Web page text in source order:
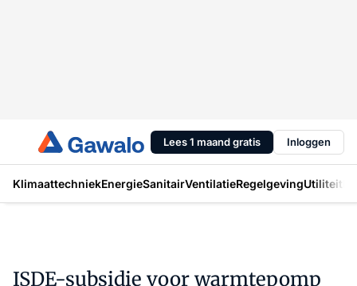
Lees 1 maand gratis Inloggen
KlimaattechniekEnergieSanitairVentilatieRegelgevingUtiliteit
ISDE-subsidie voor warmtepomp